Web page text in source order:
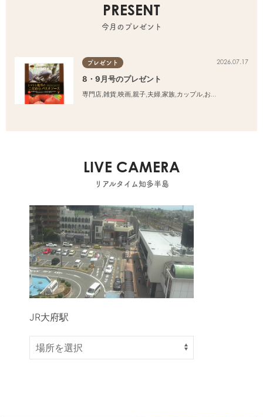
PRESENT
今月のプレゼント
プレゼント 2026.07.17
8・9月号のプレゼント
専門店,雑貨,映画,親子,夫婦,家族,カップル,おひとりさま
LIVE CAMERA
リアルタイム知多半島
JR大府駅